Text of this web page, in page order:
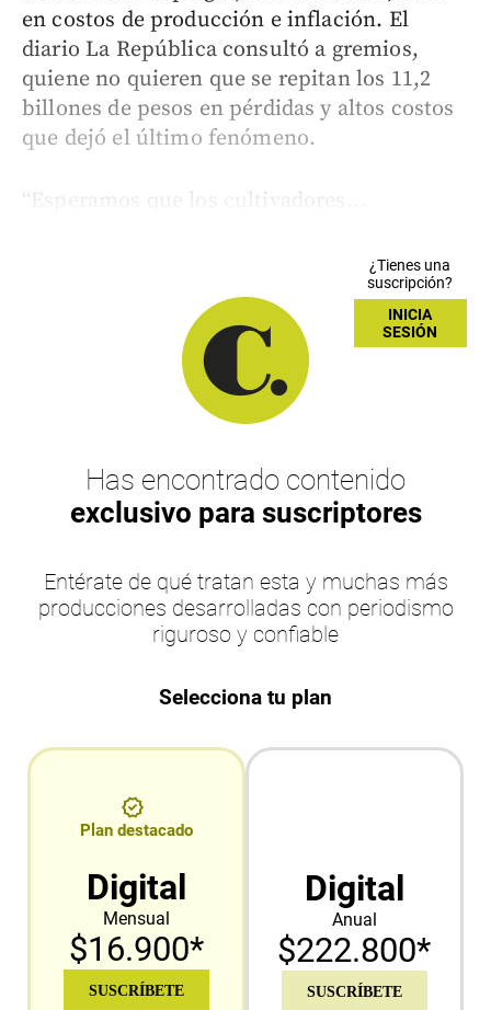
en costos de producción e inflación. El
diario La República consultó a gremios,
quiene no quieren que se repitan los 11,2
billones de pesos en pérdidas y altos costos
que dejó el último fenómeno.
“Esperamos que los cultivadores...
¿Tienes una
suscripción?
INICIA
SESIÓN
Has encontrado contenido
exclusivo para suscriptores
Entérate de qué tratan esta y muchas más
producciones desarrolladas con periodismo
riguroso y confiable
Selecciona tu plan
Plan destacado
Digital
Mensual
$16.900*
SUSCRÍBETE
Digital
Anual
$222.800*
SUSCRÍBETE